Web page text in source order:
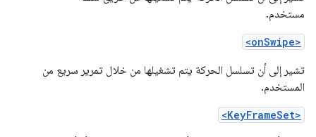
مستخدم.
<onSwipe>
تشير إلى أن تسلسل الحركة يتم تشغيلها من خلال تمرير سريع من
المستخدم.
<KeyFrameSet>